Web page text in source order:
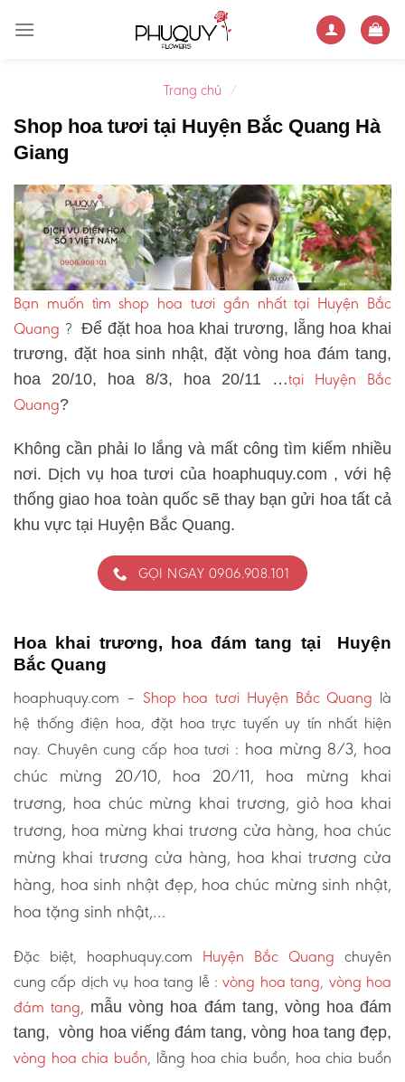
Trang chủ /
Shop hoa tươi tại Huyện Bắc Quang Hà
Giang
Bạn muốn tìm shop hoa tươi gần nhất tại Huyện Bắc
Quang ?Để đặt hoa hoa khai trương, lẵng hoa khai
trương, đặt hoa sinh nhật, đặt vòng hoa đám tang,
hoa 20/10, hoa 8/3, hoa 20/11 …tại Huyện Bắc
Quang?
Không cần phải lo lắng và mất công tìm kiếm nhiều
nơi. Dịch vụ hoa tươi của hoaphuquy.com , với hệ
thống giao hoa toàn quốc sẽ thay bạn gửi hoa tất cả
khu vực tại Huyện Bắc Quang.
GỌI NGAY 0906.908.101
Hoa khai trương, hoa đám tang tại Huyện
Bắc Quang
hoaphuquy.com – Shop hoa tươi Huyện Bắc Quang là
hệ thống điện hoa, đặt hoa trực tuyến uy tín nhất hiện
nay. Chuyên cung cấp hoa tươi : hoa mừng 8/3, hoa
chúc mừng 20/10, hoa 20/11, hoa mừng khai
trương, hoa chúc mừng khai trương, giỏ hoa khai
trương, hoa mừng khai trương cửa hàng, hoa chúc
mừng khai trương cửa hàng, hoa khai trương cửa
hàng, hoa sinh nhật đẹp, hoa chúc mừng sinh nhật,
hoa tặng sinh nhật,…
Đặc biệt, hoaphuquy.com Huyện Bắc Quang chuyên
cung cấp dịch vụ hoa tang lễ :vòng hoa tang, vòng hoa
đám tang, mẫu vòng hoa đám tang, vòng hoa đám
tang, vòng hoa viếng đám tang, vòng hoa tang đẹp,
vòng hoa chia buồn, lẵng hoa chia buồn, hoa chia buồn